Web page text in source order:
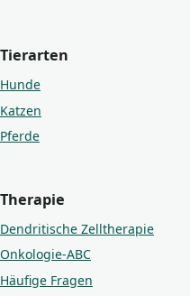
Tierarten
Hunde
Katzen
Pferde
Therapie
Dendritische Zelltherapie
Onkologie-ABC
Häufige Fragen